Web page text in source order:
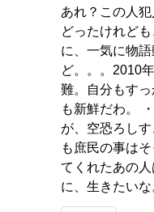
あれ？この人
どったけれど
に、一気に物
ど。。。2010
難。自分もす
も新鮮だわ。
が、空恐ろし
も庶民の事は
てくれたあの
に、生きたいな